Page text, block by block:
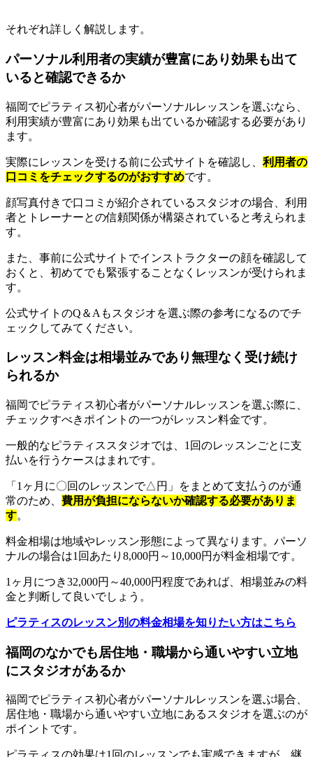
それぞれ詳しく解説します。
パーソナル利用者の実績が豊富にあり効果も出て
いると確認できるか
福岡でピラティス初心者がパーソナルレッスンを選ぶなら、
利用実績が豊富にあり効果も出ているか確認する必要があり
ます。
実際にレッスンを受ける前に公式サイトを確認し、 利用者の
口コミをチェックするのがおすすめです。
顔写真付きで口コミが紹介されているスタジオの場合、利用
者とトレーナーとの信頼関係が構築されていると考えられま
す。
また、事前に公式サイトでインストラクターの顔を確認して
おくと、初めてでも緊張することなくレッスンが受けられま
す。
公式サイトのQ＆Aもスタジオを選ぶ際の参考になるのでチ
ェックしてみてください。
レッスン料金は相場並みであり無理なく受け続け
られるか
福岡でピラティス初心者がパーソナルレッスンを選ぶ際に、
チェックすべきポイントの一つがレッスン料金です。
一般的なピラティススタジオでは、1回のレッスンごとに支
払いを行うケースはまれです。
「1ヶ月に〇回のレッスンで△円」をまとめて支払うのが通
常のため、 費用が負担にならないか確認する必要がありま
す。
料金相場は地域やレッスン形態によって異なります。パーソ
ナルの場合は1回あたり8,000円～10,000円が料金相場です。
1ヶ月につき32,000円～40,000円程度であれば、相場並みの料
金と判断して良いでしょう。
ピラティスのレッスン別の料金相場を知りたい方はこちら
福岡のなかでも居住地・職場から通いやすい立地
にスタジオがあるか
福岡でピラティス初心者がパーソナルレッスンを選ぶ場合、
居住地・職場から通いやすい立地にあるスタジオを選ぶのが
ポイントです。